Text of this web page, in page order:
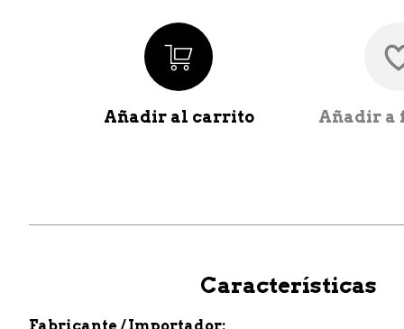
Añadir al carrito Añadir a
Características